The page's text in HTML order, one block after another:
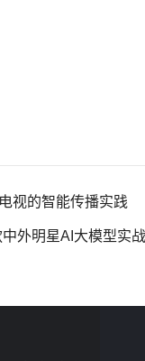
视的智能传播实践
外明星AI大模型实